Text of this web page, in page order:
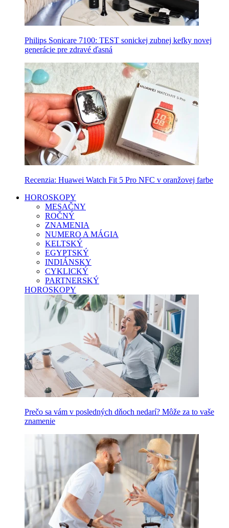
Philips Sonicare 7100: TEST sonickej zubnej kefky novej
generácie pre zdravé ďasná
Recenzia: Huawei Watch Fit 5 Pro NFC v oranžovej farbe
HOROSKOPY
MESAČNY
ROČNÝ
ZNAMENIA
NUMERO A MÁGIA
KELTSKÝ
EGYPTSKÝ
INDIÁNSKY
CYKLICKÝ
PARTNERSKÝ
HOROSKOPY
Prečo sa vám v posledných dňoch nedarí? Môže za to vaše
znamenie